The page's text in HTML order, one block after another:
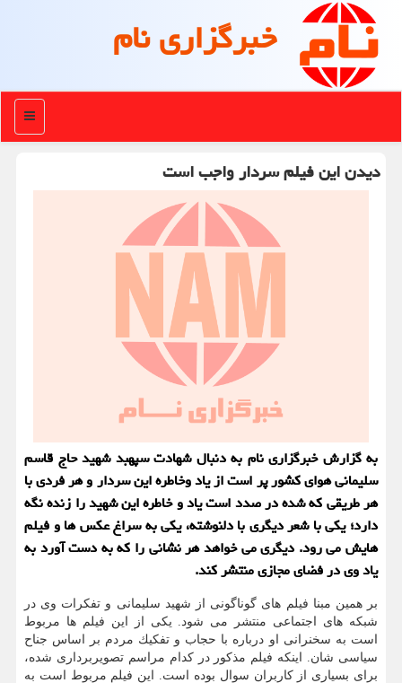
خبرگزاری نام
منو
دیدن این فیلم سردار واجب است
به گزارش خبرگزاری نام به دنبال شهادت سپهبد شهید حاج قاسم
سلیمانی هوای كشور پر است از یاد وخاطره این سردار و هر فردی با
هر طریقی كه شده در صدد است یاد و خاطره این شهید را زنده نگه
دارد؛ یكی با شعر دیگری با دلنوشته، یكی به سراغ عكس ها و فیلم
هایش می رود. دیگری می خواهد هر نشانی را كه به دست آورد به
یاد وی در فضای مجازی منتشر كند.
بر همین مبنا فیلم های گوناگونی از شهید سلیمانی و تفكرات وی در
شبكه های اجتماعی منتشر می شود. یكی از این فیلم ها مربوط
است به سخنرانی او درباره با حجاب و تفكیك مردم بر اساس جناح
سیاسی شان. اینكه فیلم مذكور در كدام مراسم تصویربرداری شده،
برای بسیاری از كاربران سوال بوده است. این فیلم مربوط است به